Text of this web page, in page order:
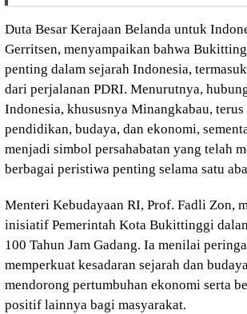
Duta Besar Kerajaan Belanda untuk
Gerritsen, menyampaikan bahwa
penting dalam sejarah Indonesia,
dari perjalanan PDRI. Menurutnya,
Indonesia, khususnya Minangkabau,
pendidikan, budaya, dan ekonomi,
menjadi simbol persahabatan yang telah
berbagai peristiwa penting selama satu
Menteri Kebudayaan RI, Prof. Fadli Zon,
inisiatif Pemerintah Kota Bukittinggi
100 Tahun Jam Gadang. Ia menilai
memperkuat kesadaran sejarah dan
mendorong pertumbuhan ekonomi serta
positif lainnya bagi masyarakat.